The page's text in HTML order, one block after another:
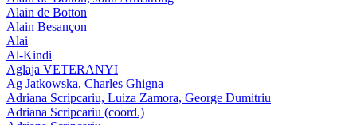
Alain de Botton
Alain Besançon
Alai
Al-Kindi
Aglaja VETERANYI
Ag Jatkowska, Charles Ghigna
Adriana Scripcariu, Luiza Zamora, George Dumitriu
Adriana Scripcariu (coord.)